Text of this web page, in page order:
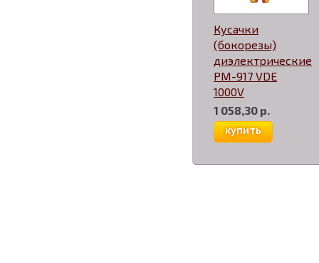
Кусачки
(бокорезы)
диэлектрические
PM-917 VDE
1000V
1 058,30 р.
купить